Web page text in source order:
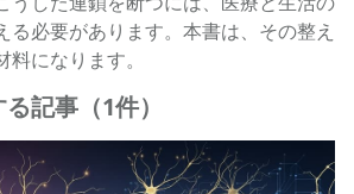
る必要があります。本書は、その整え
になります。
記事（1件）